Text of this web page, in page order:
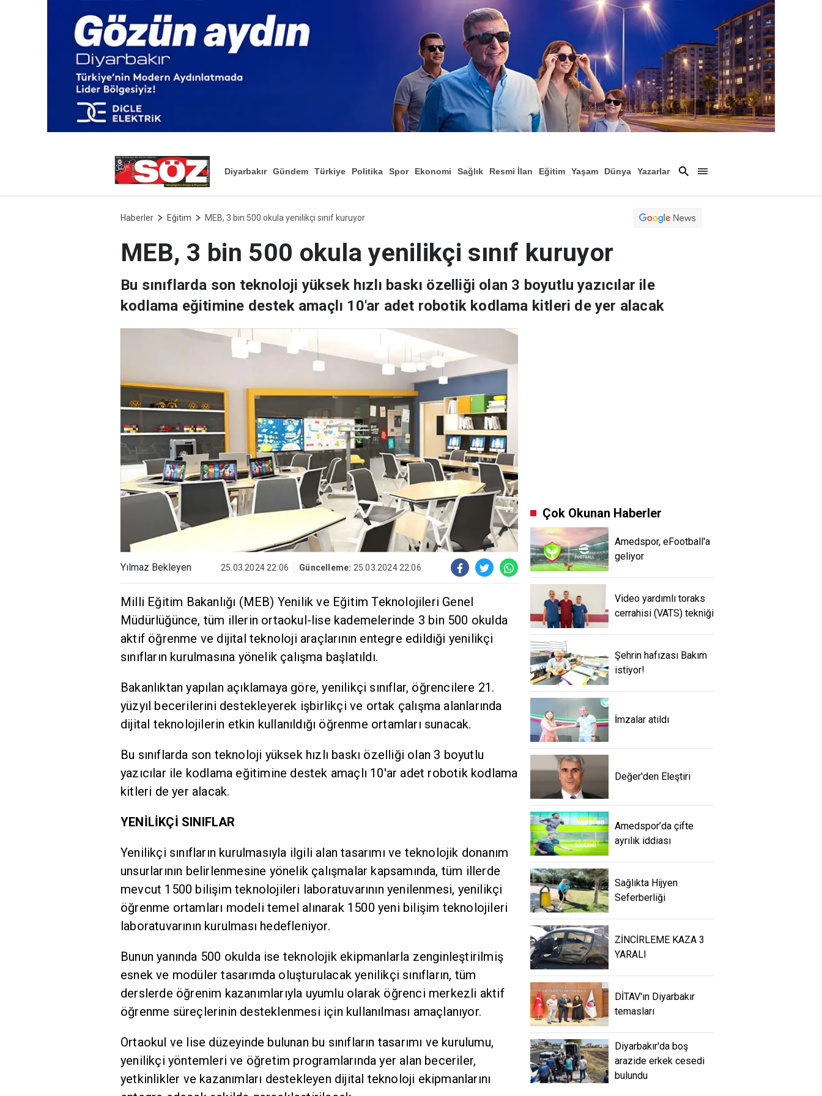
Diyarbakır Gündem Türkiye Politika Spor Ekonomi Sağlık Resmi İlan Eğitim Yaşam
Dünya
Yazarlar
Haberler Eğitim MEB, 3 bin 500 okula yenilikçi sınıf kuruyor
MEB, 3 bin 500 okula yenilikçi sınıf kuruyor
Bu sınıflarda son teknoloji yüksek hızlı baskı özelliği olan 3 boyutlu yazıcılar ile
kodlama eğitimine destek amaçlı 10'ar adet robotik kodlama kitleri de yer alacak
Yılmaz Bekleyen 25.03.2024 22:06 Güncelleme: 25.03.2024 22:06
Milli Eğitim Bakanlığı (MEB) Yenilik ve Eğitim Teknolojileri Genel
Müdürlüğünce, tüm illerin ortaokul-lise kademelerinde 3 bin 500 okulda
aktif öğrenme ve dijital teknoloji araçlarının entegre edildiği yenilikçi
sınıfların kurulmasına yönelik çalışma başlatıldı.
Bakanlıktan yapılan açıklamaya göre, yenilikçi sınıflar, öğrencilere 21.
yüzyıl becerilerini destekleyerek işbirlikçi ve ortak çalışma alanlarında
dijital teknolojilerin etkin kullanıldığı öğrenme ortamları sunacak.
Bu sınıflarda son teknoloji yüksek hızlı baskı özelliği olan 3 boyutlu
yazıcılar ile kodlama eğitimine destek amaçlı 10'ar adet robotik kodlama
kitleri de yer alacak.
YENİLİKÇİ SINIFLAR
Yenilikçi sınıfların kurulmasıyla ilgili alan tasarımı ve teknolojik donanım
unsurlarının belirlenmesine yönelik çalışmalar kapsamında, tüm illerde
mevcut 1500 bilişim teknolojileri laboratuvarının yenilenmesi, yenilikçi
öğrenme ortamları modeli temel alınarak 1500 yeni bilişim teknolojileri
laboratuvarının kurulması hedefleniyor.
Bunun yanında 500 okulda ise teknolojik ekipmanlarla zenginleştirilmiş
esnek ve modüler tasarımda oluşturulacak yenilikçi sınıfların, tüm
derslerde öğrenim kazanımlarıyla uyumlu olarak öğrenci merkezli aktif
öğrenme süreçlerinin desteklenmesi için kullanılması amaçlanıyor.
Ortaokul ve lise düzeyinde bulunan bu sınıfların tasarımı ve kurulumu,
yenilikçi yöntemleri ve öğretim programlarında yer alan beceriler,
yetkinlikler ve kazanımları destekleyen dijital teknoloji ekipmanlarını
Çok Okunan Haberler
Amedspor, eFootball'a
geliyor
Video yardımlı toraks
cerrahisi (VATS) tekniği
Şehrin hafızası Bakım
istiyor!
İmzalar atıldı
Değer'den Eleştiri
Amedspor’da çifte
ayrılık iddiası
Sağlıkta Hijyen
Seferberliği
ZİNCİRLEME KAZA 3
YARALI
DİTAV'ın Diyarbakır
temasları
Diyarbakır'da boş
arazide erkek cesedi
bulundu